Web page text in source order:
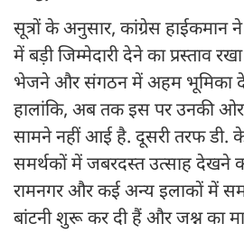
सूत्रों के अनुसार, कांग्रेस हाईकमान ने
में बड़ी जिम्मेदारी देने का प्रस्ताव
भेजने और संगठन में अहम भूमिका देने
हालांकि, अब तक इस पर उनकी
सामने नहीं आई है. दूसरी तरफ डी.
समर्थकों में जबरदस्त उत्साह देखने
रामनगर और कई अन्य इलाकों में
बांटनी शुरू कर दी हैं और जश्न का